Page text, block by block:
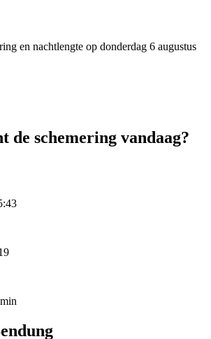
en nachtlengte op donderdag 6 augustus
de schemering vandaag?